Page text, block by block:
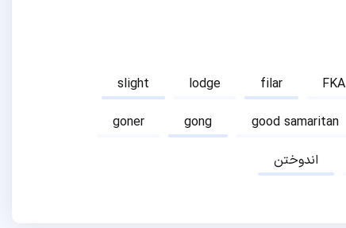
slight lodge filar FKA
goner
gong good samaritan
اندوختن